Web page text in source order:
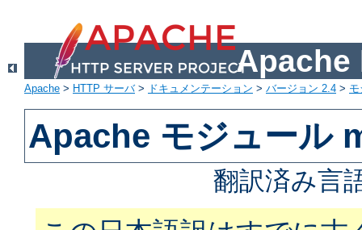
Apache
Apache > HTTP サーバ> ドキュメンテーション > バージョン 2.4 >
Apache モジュール
翻訳済み言